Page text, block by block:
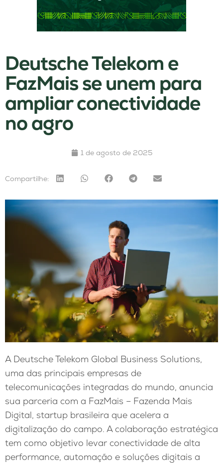
Deutsche Telekom e
FazMais se unem para
ampliar conectividade
no agro
1 de agosto de 2025
Compartilhe:
A Deutsche Telekom Global Business Solutions,
uma das principais empresas de
telecomunicações integradas do mundo, anuncia
sua parceria com a FazMais – Fazenda Mais
Digital, startup brasileira que acelera a
digitalização do campo. A colaboração estratégica
tem como objetivo levar conectividade de alta
performance, automação e soluções digitais a